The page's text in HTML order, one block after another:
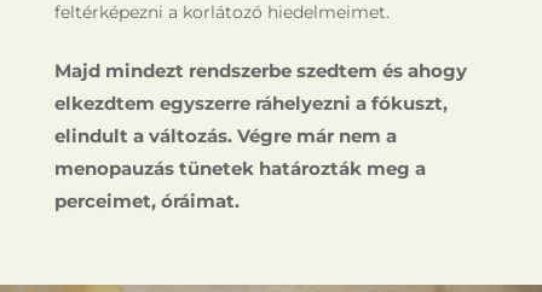
feltérképezni a korlátozó hiedelmeimet.
Majd mindezt rendszerbe szedtem és ahogy
elkezdtem egyszerre ráhelyezni a fókuszt,
elindult a változás. Végre már nem a
menopauzás tünetek határozták meg a
perceimet, óráimat.